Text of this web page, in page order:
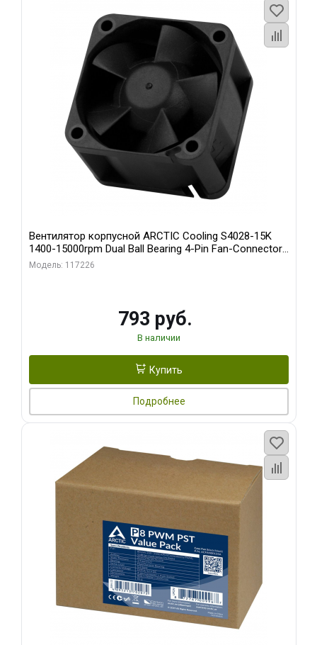
Вентилятор корпусной ARCTIC Cooling S4028-15K
1400-15000rpm Dual Ball Bearing 4-Pin Fan-Connector
(ACFAN00264A)
Модель: 117226
793 руб.
В наличии
Купить
Подробнее